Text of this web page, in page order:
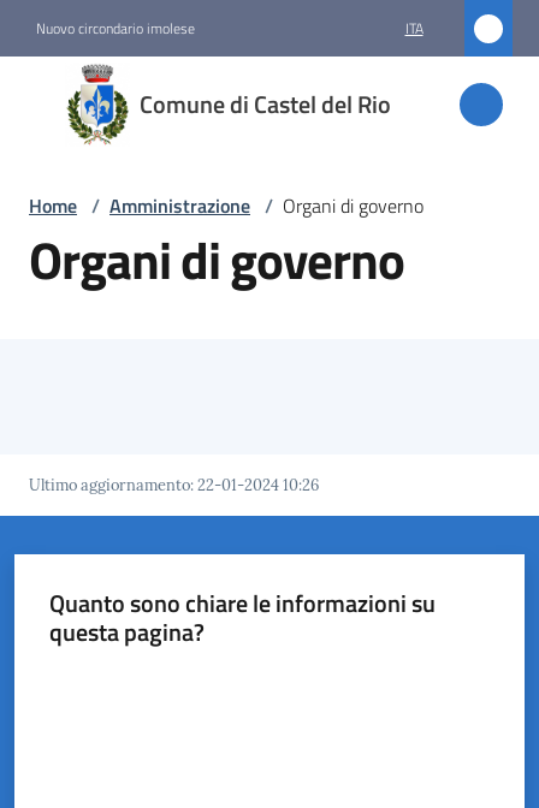
Nuovo circondario imolese ITA
Comune di Castel del Rio
Comune
di
Castel
Amministrazione
Vivere
Castel
Rio
Home / Amministrazione / Organi di governo
Organi di governo
Ultimo aggiornamento:22-01-2024 10:26
Quanto sono chiare le informazioni su
questa pagina?